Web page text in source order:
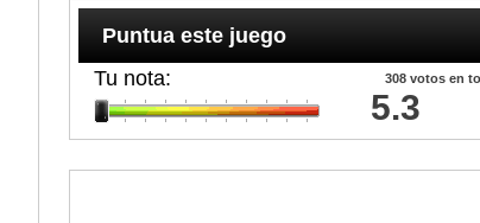
Puntua este juego
308votos en
Tu nota:
5.3